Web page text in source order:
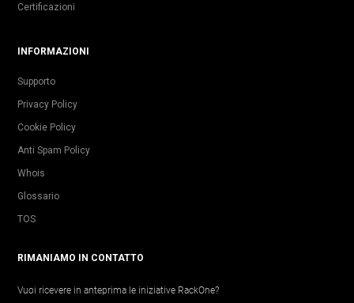
Certificazioni
INFORMAZIONI
Supporto
Privacy Policy
Cookie Policy
Anti Spam Policy
Whois
Glossario
TOS
RIMANIAMO IN CONTATTO
Vuoi ricevere in anteprima le iniziative RackOne?